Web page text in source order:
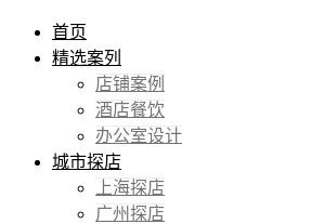
首页
精选案列
店铺案例
酒店餐饮
办公室设计
城市探店
上海探店
广州探店